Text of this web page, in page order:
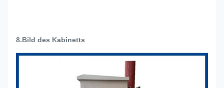
8.Bild des Kabinetts